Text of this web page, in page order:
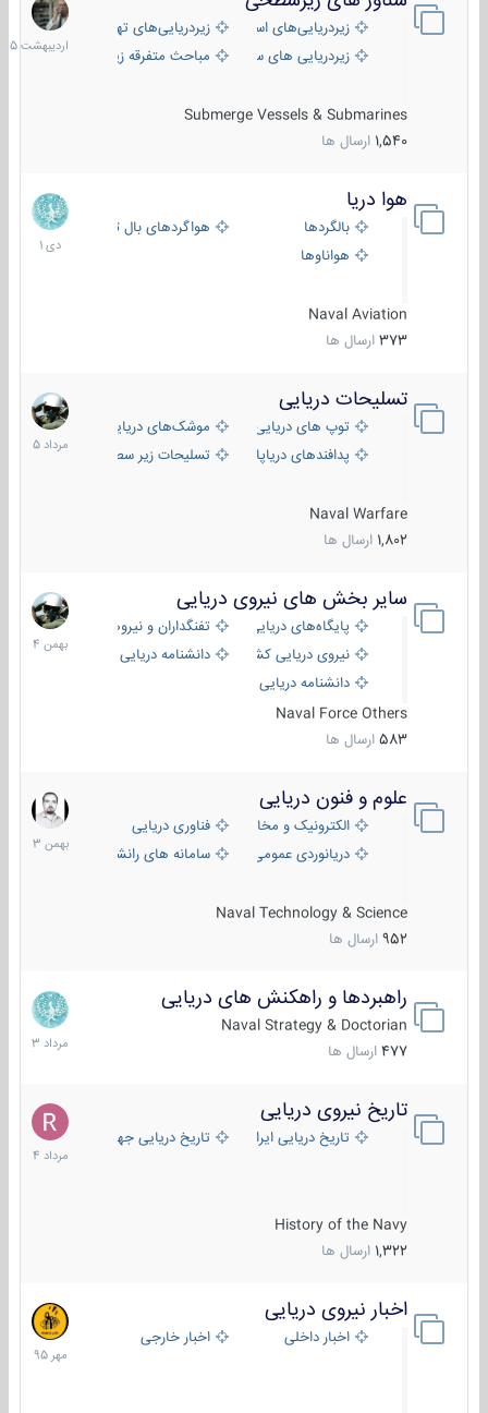
زیردریایی‌های استراتژیکزیردریایی‌های تهاجمی
زیردریایی های سبک
مباحث متفرقه زیرسطحی
Submerge Vessels & Submarines
1,540 ارسال ها
1405
هوا دریا
بالگردها
هواگردهای بال ثابت
هواناوها
Naval Aviation
373 ارسال ها
12
دی
1401
تسلیحات دریایی
توپ های دریایی
موشک‌های دریایی
پدافندهای دریاپایه
تسلیحات زیر سطحی
Naval Warfare
1,802 ارسال ها
2
مرداد
1405
سایر بخش های نیروی دریایی
پایگاه‌های دریایی
تفنگداران و نیروهای ویژه‌ی دریایی
نیروی دریایی کشورهای مختلفدانشنامه دریایی
دانشنامه دریایی کپی
Naval Force Others
583 ارسال ها
22
بهمن
1404
علوم و فنون دریایی
الکترونیک و مخابرات دریاییفناوری دریایی
دریانوردی عمومی
سامانه های رانشی دریایی
Naval Technology & Science
952 ارسال ها
6
بهمن
1403
راهبردها و راهکنش های دریایی
Naval Strategy & Doctorian
477 ارسال ها
2
مرداد
1403
تاریخ نیروی دریایی
تاریخ دریایی ایران تاریخ دریایی جهان
History of the Navy
1,322 ارسال ها
16
مرداد
1404
اخبار نیروی دریایی
اخبار داخلی اخبار خارجی
27
مهر
1395